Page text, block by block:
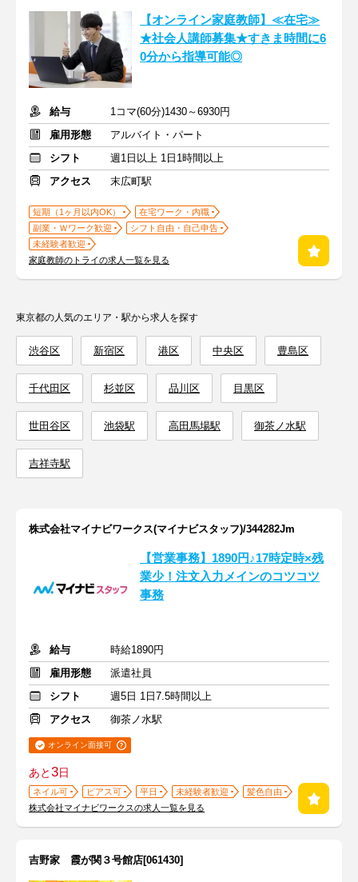
【オンライン家庭教師】≪在宅≫
★社会人講師募集★すきま時間に6
0分から指導可能◎
給与
1コマ(60分)1430～6930円
雇用形態
アルバイト・パート
シフト
週1日以上 1日1時間以上
アクセス
末広町駅
短期（1ヶ月以内OK）
在宅ワーク・内職
副業・Ｗワーク歓迎
シフト自由・自己申告
未経験者歓迎
家庭教師のトライの求人一覧を見る
東京都の人気のエリア・駅から求人を探す
渋谷区 新宿区 港区 中央区 豊島区
千代田区 杉並区 品川区 目黒区
世田谷区 池袋駅 高田馬場駅 御茶ノ水駅
吉祥寺駅
株式会社マイナビワークス(マイナビスタッフ)/344282Jm
【営業事務】1890円♪17時定時×残
業少！注文入力メインのコツコツ
事務
給与
時給1890円
雇用形態
派遣社員
シフト
週5日 1日7.5時間以上
アクセス
御茶ノ水駅
オンライン面接可
あと3日
ネイル可 ピアス可 平日 未経験者歓迎
髪色自由
株式会社マイナビワークスの求人一覧を見る
吉野家 霞が関３号館店[061430]